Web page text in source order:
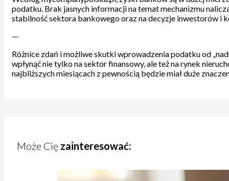
podatku. Brak jasnych informacji na temat mechanizmu
stabilność sektora bankowego oraz na decyzje inwestorów i
—
Różnice zdań i możliwe skutki wprowadzenia podatku od
wpłynąć nie tylko na sektor finansowy, ale też na rynek
najbliższych miesiącach z pewnością będzie miał duże
Może Cię zainteresować: